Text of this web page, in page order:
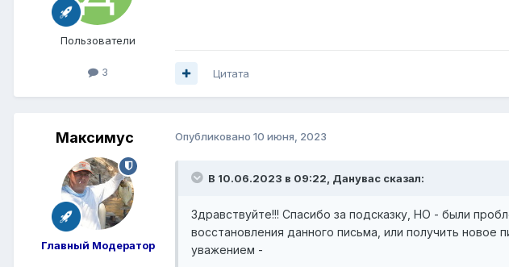
Пользователи
3 Цитата
Максимус
Главный Модератор
Опубликовано 10 июня, 2023
В 10.06.2023 в 09:22, Данувас сказал:
Здравствуйте!!! Спасибо за подсказку, НО - были
восстановления данного письма, или получить
уважением -